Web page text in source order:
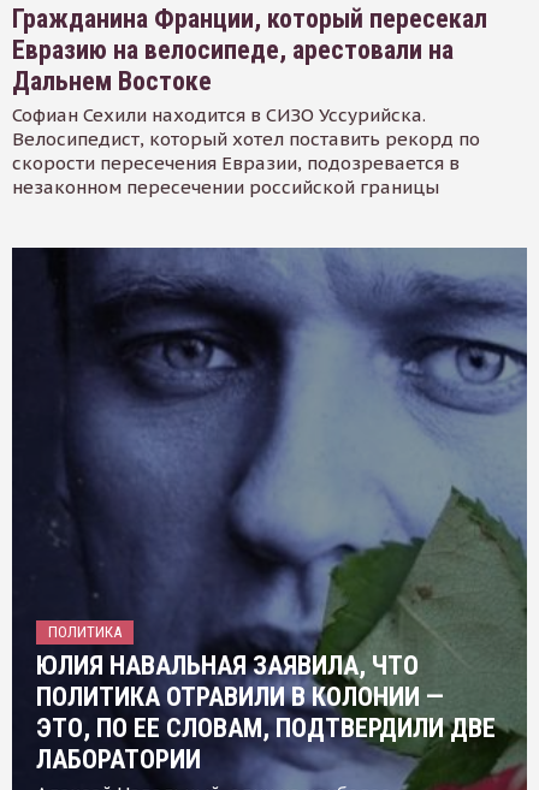
Гражданина Франции, который пересекал
Евразию на велосипеде, арестовали на
Дальнем Востоке
Софиан Сехили находится в СИЗО Уссурийска.
Велосипедист, который хотел поставить рекорд по
скорости пересечения Евразии, подозревается в
незаконном пересечении российской границы
ПОЛИТИКА
ЮЛИЯ НАВАЛЬНАЯ ЗАЯВИЛА, ЧТО
ПОЛИТИКА ОТРАВИЛИ В КОЛОНИИ —
ЭТО, ПО ЕЕ СЛОВАМ, ПОДТВЕРДИЛИ ДВЕ
ЛАБОРАТОРИИ